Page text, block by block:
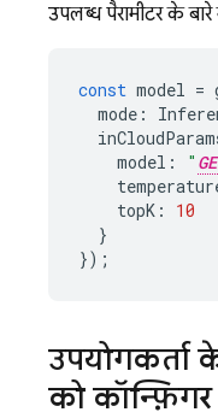
उपलब्ध पैरामीटर के
const model =
mode :
model : "
topK :
10
}
});
उपयोगकर्ता
को